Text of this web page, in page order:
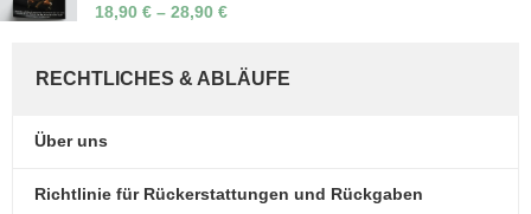
18,90 € – 28,90 €
RECHTLICHES & ABLÄUFE
Über uns
Richtlinie für Rückerstattungen und Rückgaben